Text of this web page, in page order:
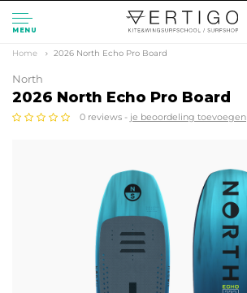
MENU
Home 2026 North Echo Pro Board
North
2026 North Echo Pro Board
0 reviews - je beoordeling toevoegen